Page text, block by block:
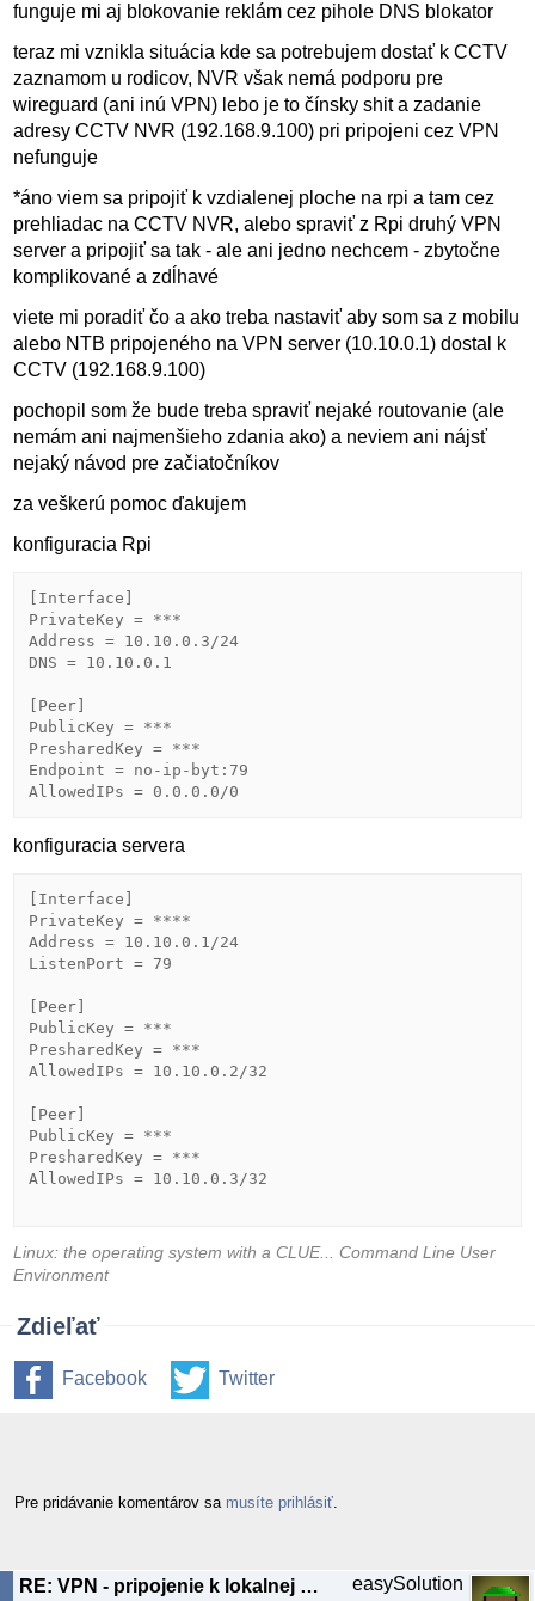
funguje mi aj blokovanie reklám cez pihole DNS blokator
teraz mi vznikla situácia kde sa potrebujem dostať k CCTV
zaznamom u rodicov, NVR však nemá podporu pre
wireguard (ani inú VPN) lebo je to čínsky shit a zadanie
adresy CCTV NVR (192.168.9.100) pri pripojeni cez VPN
nefunguje
*áno viem sa pripojiť k vzdialenej ploche na rpi a tam cez
prehliadac na CCTV NVR, alebo spraviť z Rpi druhý VPN
server a pripojiť sa tak - ale ani jedno nechcem - zbytočne
komplikované a zdĺhavé
viete mi poradiť čo a ako treba nastaviť aby som sa z mobilu
alebo NTB pripojeného na VPN server (10.10.0.1) dostal k
CCTV (192.168.9.100)
pochopil som že bude treba spraviť nejaké routovanie (ale
nemám ani najmenšieho zdania ako) a neviem ani nájsť
nejaký návod pre začiatočníkov
za veškerú pomoc ďakujem
konfiguracia Rpi
[Interface]
PrivateKey = ***
Address = 10.10.0.3/24
DNS = 10.10.0.1
[Peer]
PublicKey = ***
PresharedKey = ***
Endpoint = no-ip-byt:79
AllowedIPs = 0.0.0.0/0
konfiguracia servera
[Interface]
PrivateKey = ****
Address = 10.10.0.1/24
ListenPort = 79
[Peer]
PublicKey = ***
PresharedKey = ***
AllowedIPs = 10.10.0.2/32
[Peer]
PublicKey = ***
PresharedKey = ***
AllowedIPs = 10.10.0.3/32
Linux: the operating system with a CLUE... Command Line User
Environment
Zdieľať
Facebook Twitter
Pre pridávanie komentárov sa musíte prihlásiť
RE: VPN - pripojenie k lokalnej sieti cez klienta easySolution